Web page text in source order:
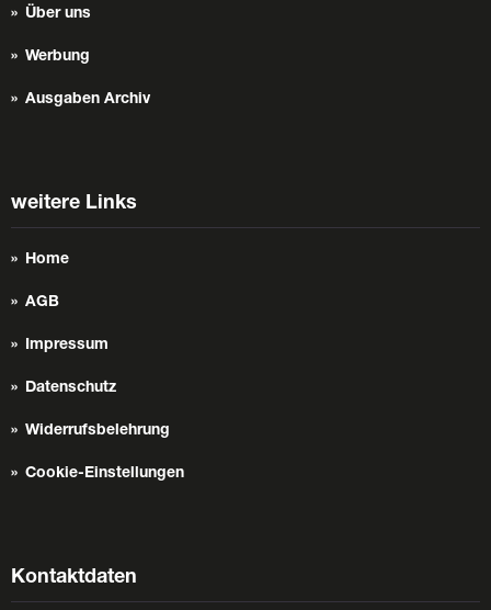
Über uns
Werbung
Ausgaben Archiv
weitere Links
Home
AGB
Impressum
Datenschutz
Widerrufsbelehrung
Cookie-Einstellungen
Kontaktdaten